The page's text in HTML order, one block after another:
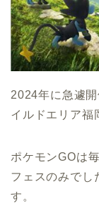
2024年に急遽
イルドエリア福
ポケモンGOは
フェスのみでし
す。